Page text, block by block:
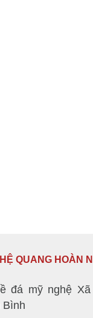
QUANG HOÀN
đá mỹ nghệ
Bình